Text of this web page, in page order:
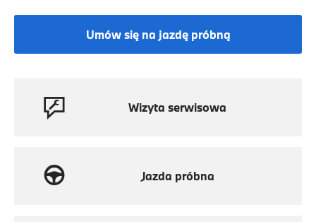
Umów się na jazdę próbną
Wizyta serwisowa
Jazda próbna